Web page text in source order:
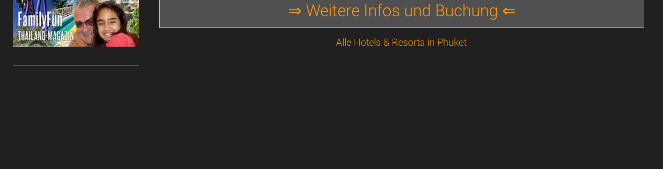
⇒ Weitere Infos und Buchung ⇐
Alle Hotels & Resorts in Phuket